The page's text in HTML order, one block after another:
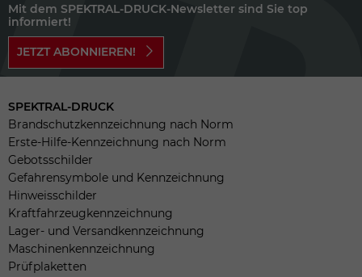
Mit dem SPEKTRAL-DRUCK-Newsletter sind Sie top
informiert!
JETZT ABONNIEREN!
SPEKTRAL-DRUCK
Brandschutzkennzeichnung nach Norm
Erste-Hilfe-Kennzeichnung nach Norm
Gebotsschilder
Gefahrensymbole und Kennzeichnung
Hinweisschilder
Kraftfahrzeugkennzeichnung
Lager- und Versandkennzeichnung
Maschinenkennzeichnung
Prüfplaketten